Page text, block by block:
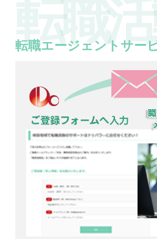
転職活
転職エージェントサー